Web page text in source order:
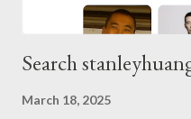
Search
March 18, 2025